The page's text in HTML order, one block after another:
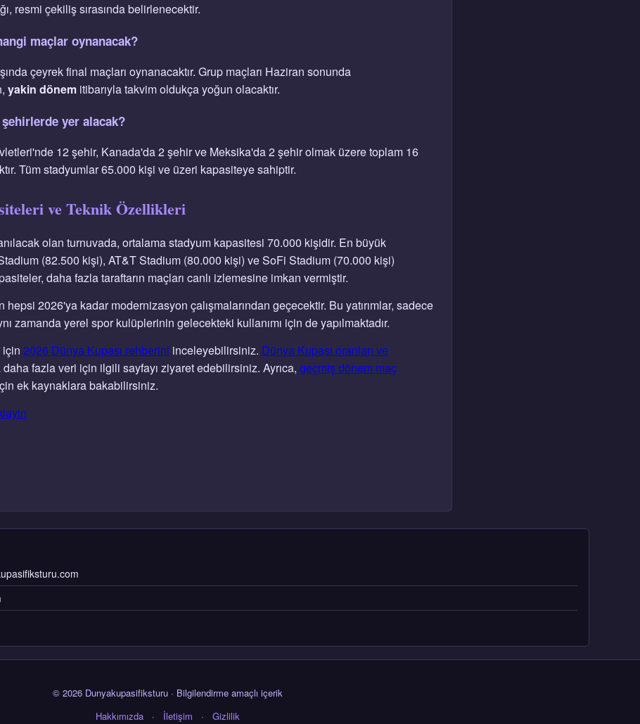
resmi çekiliş sırasında belirlenecektir.
maçlar oynanacak?
çeyrek final maçları oynanacaktır. Grup maçları Haziran sonunda
yakin dönem itibarıyla takvim oldukça yoğun olacaktır.
yer alacak?
12 şehir, Kanada'da 2 şehir ve Meksika'da 2 şehir olmak üzere toplam 16
Tüm stadyumlar 65.000 kişi ve üzeri kapasiteye sahiptir.
ve Teknik Özellikleri
olan turnuvada, ortalama stadyum kapasitesi 70.000 kişidir. En büyük
(82.500 kişi), AT&T Stadium (80.000 kişi) ve SoFi Stadium (70.000 kişi)
daha fazla taraftarın maçları canlı izlemesine imkan vermiştir.
hepsi 2026'ya kadar modernizasyon çalışmalarından geçecektir. Bu yatırımlar, sadece
zamanda yerel spor kulüplerinin gelecekteki kullanımı için de yapılmaktadır.
için 2026 Dünya Kupası rehberini inceleyebilirsiniz. Dünya Kupası oranları ve
daha fazla veri için ilgili sayfayı ziyaret edebilirsiniz. Ayrıca, geçmiş dönem maç
ek kaynaklara bakabilirsiniz.
© 2026 Dunyakupasifiksturu · Bilgilendirme amaçlı içerik
Hakkımızda
· İletişim · Gizlilik